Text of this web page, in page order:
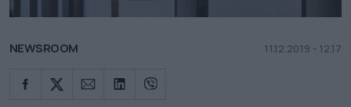
NEWSROOM 11.12.2019 - 12.17